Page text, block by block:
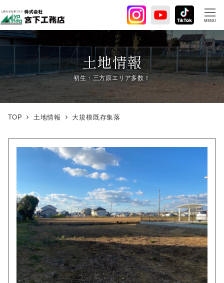
イ
ン
コ
ン
ツ
へ
MENU
土地情報
TOP 土地情報 大規模既存集落